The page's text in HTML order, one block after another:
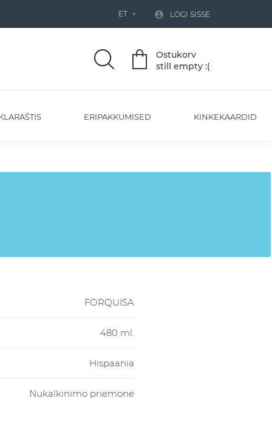
ET   LOGI SISSE
Ostukorv
still empty :(
ERIPAKKUMISED KINKEKAARDID
FORQUISA
480 ml.
Hispaania
Nukalkinimo priemonė